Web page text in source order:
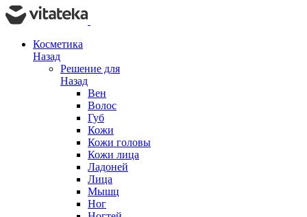
Косметика
Назад
Решение для
Назад
Вен
Волос
Губ
Кожи
Кожи головы
Кожи лица
Ладоней
Лица
Мышц
Ног